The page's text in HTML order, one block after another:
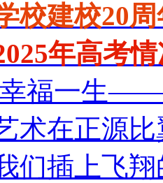
校建校20
年高考
幸福一生
术在正源
们插上飞